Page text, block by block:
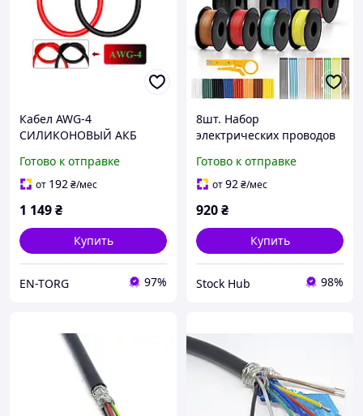
Кабел AWG-4
СИЛИКОНОВЫЙ АКБ
медный 25мм2 с
клеммами М8(медь) 2 шт
Готово к отправке
от 192₴/мес
1 149₴
Купить
EN-TORG 97%
8шт. Набор
электрических проводов
18AWG-5M-DE Провода
для радиоуправляемых
Готово к отправке
от92₴/мес
920₴
Купить
Stock Hub 98%